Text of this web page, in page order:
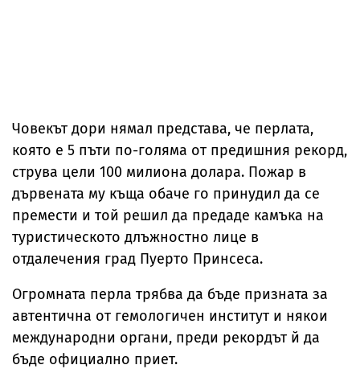
Човекът дори нямал представа, че перлата,
която е 5 пъти по-голяма от предишния рекорд,
струва цели 100 милиона долара. Пожар в
дървената му къща обаче го принудил да се
премести и той решил да предаде камъка на
туристическото длъжностно лице в
отдалечения град Пуерто Принсеса.
Огромната перла трябва да бъде призната за
автентична от гемологичен институт и някои
международни органи, преди рекордът й да
бъде официално приет.